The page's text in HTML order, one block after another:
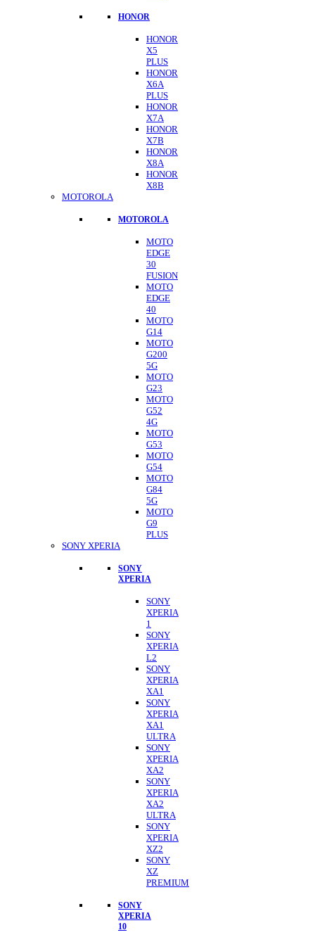
HONOR
HONOR
X5
PLUS
HONOR
X6A
PLUS
HONOR
X7A
HONOR
X7B
HONOR
X8A
HONOR
X8B
MOTOROLA
MOTOROLA
MOTO
EDGE
30
FUSION
MOTO
EDGE
40
MOTO
G14
MOTO
G200
5G
MOTO
G23
MOTO
G52
4G
MOTO
G53
MOTO
G54
MOTO
G84
5G
MOTO
G9
PLUS
SONY XPERIA
SONY
XPERIA
SONY
XPERIA
1
SONY
XPERIA
L2
SONY
XPERIA
XA1
SONY
XPERIA
XA1
ULTRA
SONY
XPERIA
XA2
SONY
XPERIA
XA2
ULTRA
SONY
XPERIA
XZ2
SONY
XZ
PREMIUM
SONY
XPERIA
10